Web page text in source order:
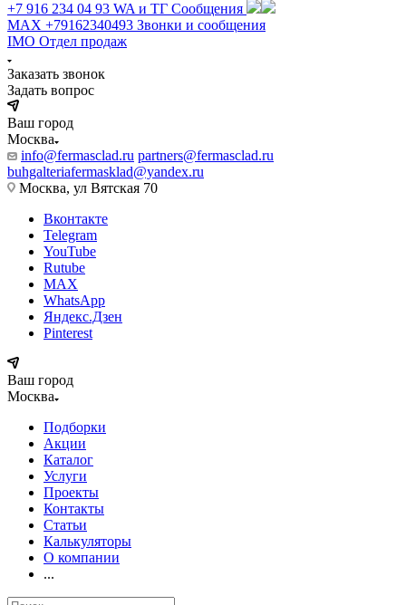
+7 916 234 04 93 WA и ТГ Сообщения
MAX +79162340493 Звонки и сообщения
IMO Отдел продаж
Заказать звонок
Задать вопрос
Ваш город
Москва
info@fermasclad.ru partners@fermasclad.ru
buhgalteriafermasklad@yandex.ru
Москва, ул Вятская 70
Вконтакте
Telegram
YouTube
Rutube
MAX
WhatsApp
Яндекс.Дзен
Pinterest
Ваш город
Москва
Подборки
Акции
Каталог
Услуги
Проекты
Контакты
Статьи
Калькуляторы
О компании
...